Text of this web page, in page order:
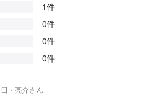
1件
0件
0件
0件
・亮介さん